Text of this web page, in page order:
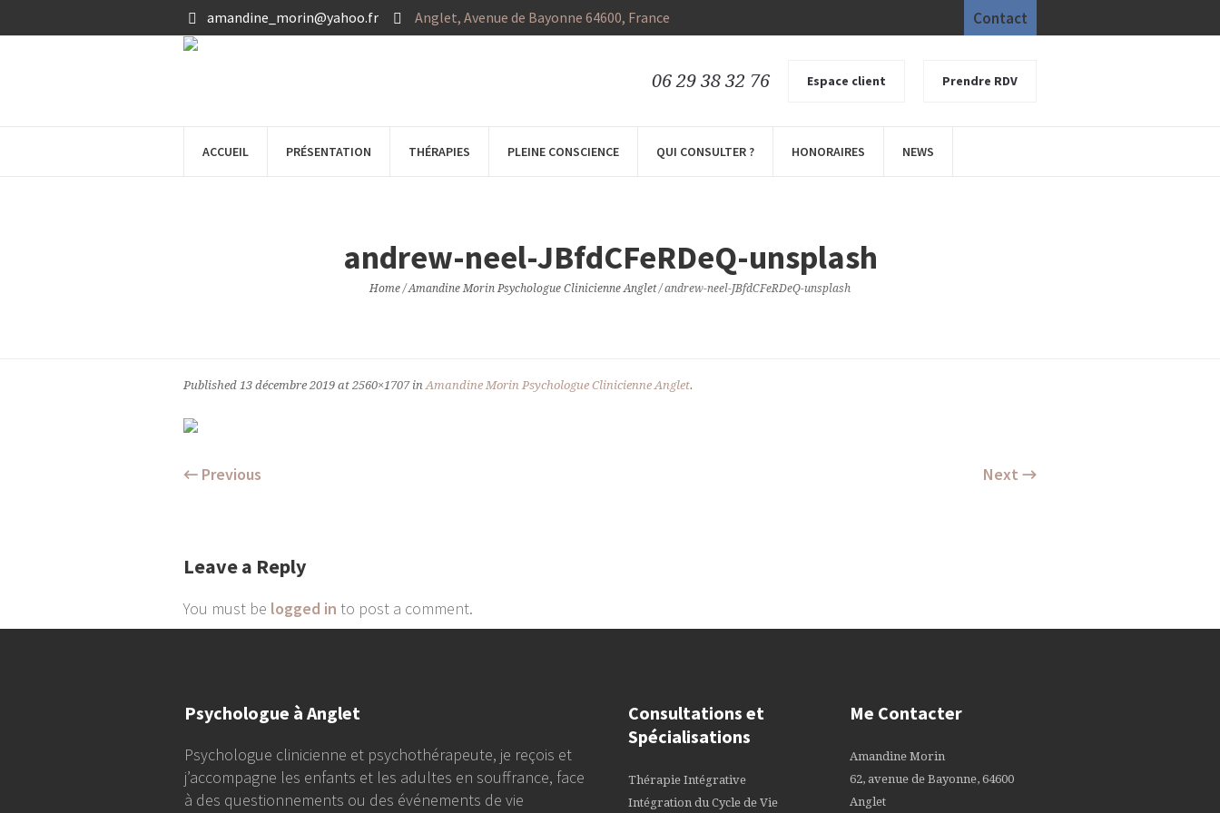
Contact
amandine_morin@yahoo.fr Anglet, Avenue de Bayonne 64600, France
06 29 38 32 76 Espace client Prendre RDV
ACCUEIL PRÉSENTATION THÉRAPIES PLEINE CONSCIENCE QUI CONSULTER ? HONORAIRES NEWS
andrew-neel-JBfdCFeRDeQ-unsplash
Home /Amandine Morin Psychologue Clinicienne Anglet /andrew-neel-JBfdCFeRDeQ-unsplash
Published 13 décembre 2019 at 2560×1707 inAmandine Morin Psychologue Clinicienne Anglet.
← Previous Next →
Leave a Reply
You must be logged in to post a comment.
Psychologue à Anglet
Psychologue clinicienne et psychothérapeute, je reçois et
j’accompagne les enfants et les adultes en souffrance, face
à des questionnements ou des événements de vie
Consultations et
Spécialisations
Thérapie Intégrative
Intégration du Cycle de Vie
Me Contacter
Amandine Morin
62, avenue de Bayonne, 64600
Anglet